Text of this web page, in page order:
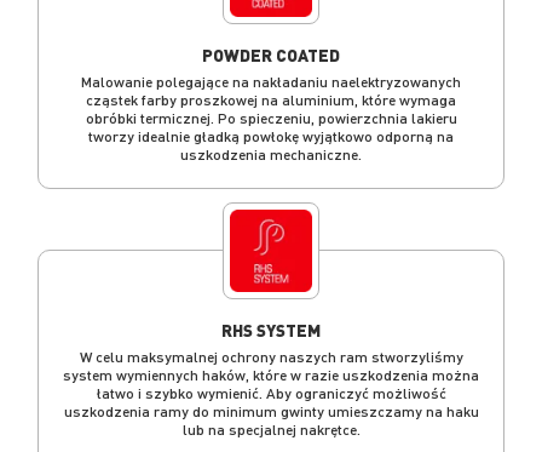
POWDER COATED
Malowanie polegające na nakładaniu naelektryzowanych
cząstek farby proszkowej na aluminium, które wymaga
obróbki termicznej. Po spieczeniu, powierzchnia lakieru
tworzy idealnie gładką powłokę wyjątkowo odporną na
uszkodzenia mechaniczne.
RHS SYSTEM
W celu maksymalnej ochrony naszych ram stworzyliśmy
system wymiennych haków, które w razie uszkodzenia można
łatwo i szybko wymienić. Aby ograniczyć możliwość
uszkodzenia ramy do minimum gwinty umieszczamy na haku
lub na specjalnej nakrętce.